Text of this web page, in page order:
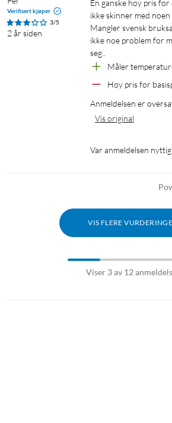
Verifisert kjøper
3/5
2 år siden
En ganske høy pris for et termometer som
ikke skinner med
Mangler svensk
ikke noe problem for
Måler
Høy pris for
Anmeldelsen er
Vis original
Var anmeldelsen
VIS FLERE
Viser 3 av 12